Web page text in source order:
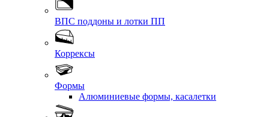
ВПС поддоны и лотки ПП
Коррексы
Формы
Алюминиевые формы, касалетки